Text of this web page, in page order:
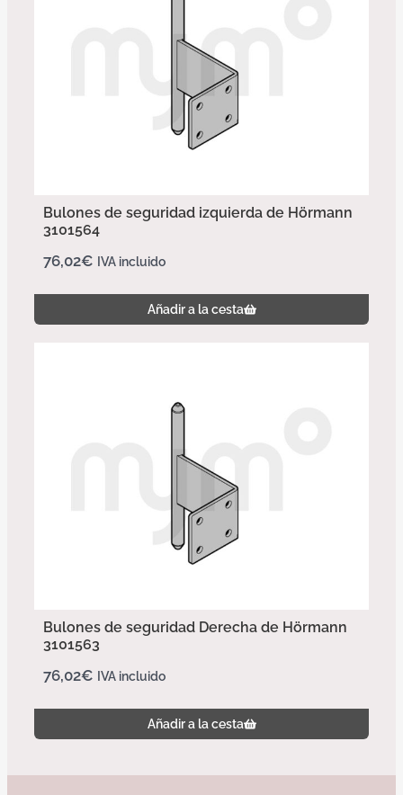
Bulones de seguridad izquierda de Hörmann
3101564
76,02€ IVA incluido
Añadir a la cesta
Bulones de seguridad Derecha de Hörmann
3101563
76,02€ IVA incluido
Añadir a la cesta